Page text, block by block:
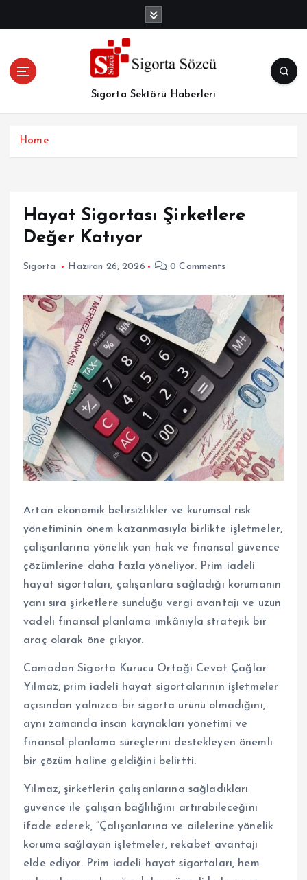
Sigorta Sektörü Haberleri
Home
Hayat Sigortası Şirketlere
Değer Katıyor
Sigorta Haziran 26, 2026 0 Comments
Artan ekonomik belirsizlikler ve kurumsal risk
yönetiminin önem kazanmasıyla birlikte işletmeler,
çalışanlarına yönelik yan hak ve finansal güvence
çözümlerine daha fazla yöneliyor. Prim iadeli
hayat sigortaları, çalışanlara sağladığı korumanın
yanı sıra şirketlere sunduğu vergi avantajı ve uzun
vadeli finansal planlama imkânıyla stratejik bir
araç olarak öne çıkıyor.
Camadan Sigorta Kurucu Ortağı Cevat Çağlar
Yılmaz, prim iadeli hayat sigortalarının işletmeler
açısından yalnızca bir sigorta ürünü olmadığını,
aynı zamanda insan kaynakları yönetimi ve
finansal planlama süreçlerini destekleyen önemli
bir çözüm haline geldiğini belirtti.
Yılmaz, şirketlerin çalışanlarına sağladıkları
güvence ile çalışan bağlılığını artırabileceğini
ifade ederek, “Çalışanlarına ve ailelerine yönelik
koruma sağlayan işletmeler, rekabet avantajı
elde ediyor. Prim iadeli hayat sigortaları, hem